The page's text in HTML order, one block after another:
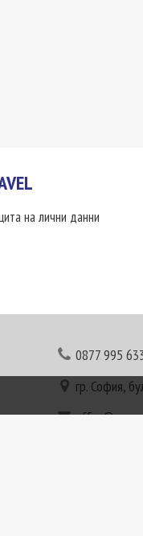
на лични данни
0877 995
гр. София,